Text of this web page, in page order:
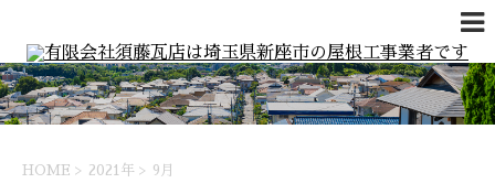
HOME > 2021年 > 9月